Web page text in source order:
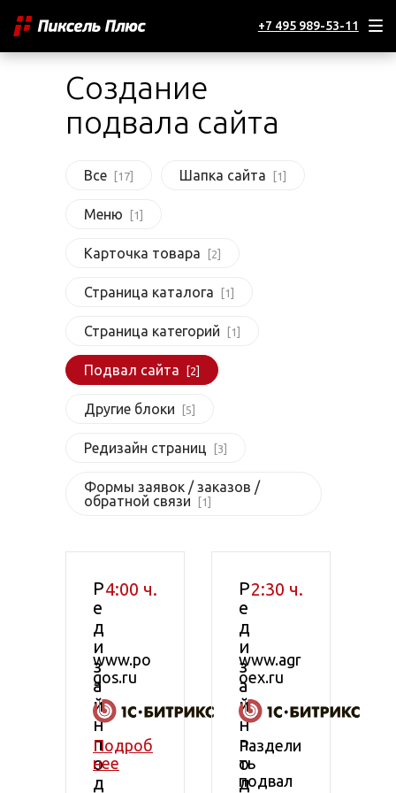
+7 495 989-53-11
Создание
подвала сайта
Все [17] Шапка сайта [1]
Меню [1]
Карточка товара [2]
Страница каталога [1]
Страница категорий [1]
Подвал сайта [2]
Другие блоки [5]
Редизайн страниц [3]
Формы заявок / заказов /
обратной связи
[1]
Р
е
д
и
з
а
й
н
п
о
д
4:00 ч.
www.po
gos.ru
Подроб
нее
Р
е
д
и
з
а
й
н
п
о
д
2:30 ч.
www.agr
oex.ru
Раздели
ть
подвал